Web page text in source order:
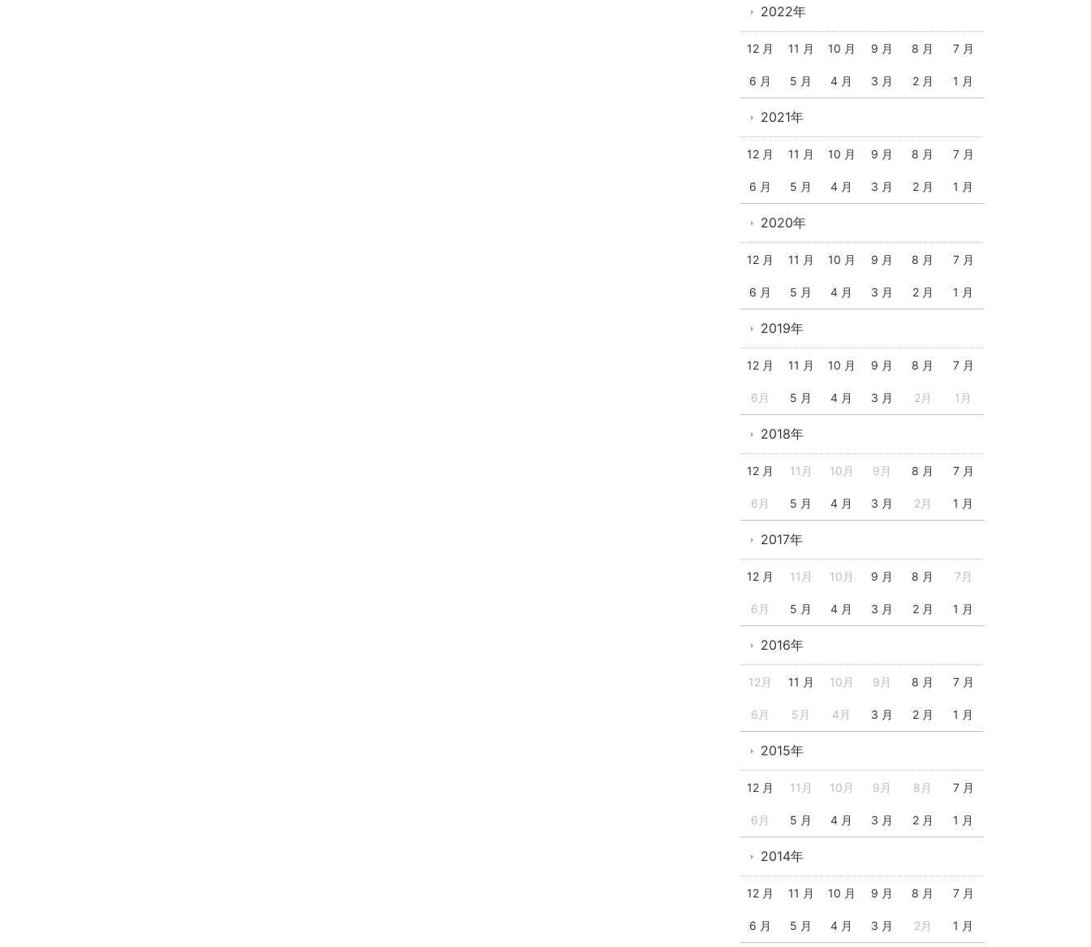
2022年
12 月 11 月 10 月 9 月 8 月 7 月
6 月 5 月 4 月 3 月 2 月 1 月
2021年
12 月 11 月 10 月 9 月 8 月 7 月
6 月 5 月 4 月 3 月 2 月 1 月
2020年
12 月 11 月 10 月 9 月 8 月 7 月
6 月 5 月 4 月 3 月 2 月 1 月
2019年
12 月 11 月 10 月 9 月 8 月 7 月
6月 5 月 4 月 3 月 2月 1月
2018年
12 月 11月 10月 9月 8 月 7 月
6月 5 月 4 月 3 月 2月 1 月
2017年
12 月 11月 10月 9 月 8 月 7月
6月 5 月 4 月 3 月 2 月 1 月
2016年
12月 11 月 10月 9月 8 月 7 月
6月 5月 4月 3 月 2 月 1 月
2015年
12 月 11月 10月 9月 8月 7 月
6月 5 月 4 月 3 月 2 月 1 月
2014年
12 月 11 月 10 月 9 月 8 月 7 月
6 月 5 月 4 月 3 月 2月 1 月